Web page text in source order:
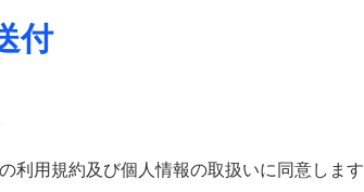
付
利用規約及び個人情報の取扱いに同意します